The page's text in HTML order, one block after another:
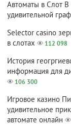
Автоматы в Слот В
удивительной
Selector casino
в слотах
112 098
История
информация для
106 300
Игровое казино
удивительное
автомате онлайн